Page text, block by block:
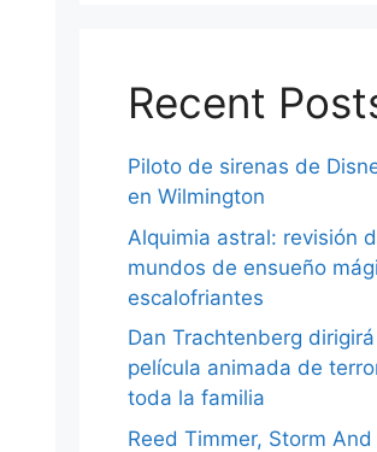
Recent
Piloto de sirenas de
en Wilmington
Alquimia astral: revisión
mundos de ensueño
escalofriantes
Dan Trachtenberg
película animada de
toda la familia
Reed Timmer, Storm